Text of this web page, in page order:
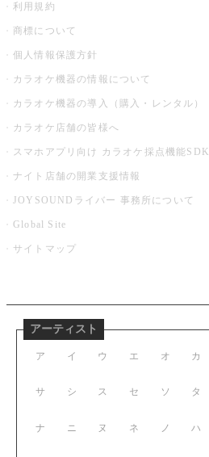
利用規約
商標について
個人情報保護方針
カラオケ機器の情報について
カラオケ機器の導入（購入・レンタル）
カラオケ店舗の皆様へ
スマホアプリ向け カラオケ採点機能SDK
ナイト店舗の開業支援情報
JOYSOUNDライバー 事務所について
Global Site
サイトマップ
アーティスト
ア イ ウ エ オ
サ シ ス セ ソ
ナ ニ ヌ ネ ノ
カ
タ
ハ